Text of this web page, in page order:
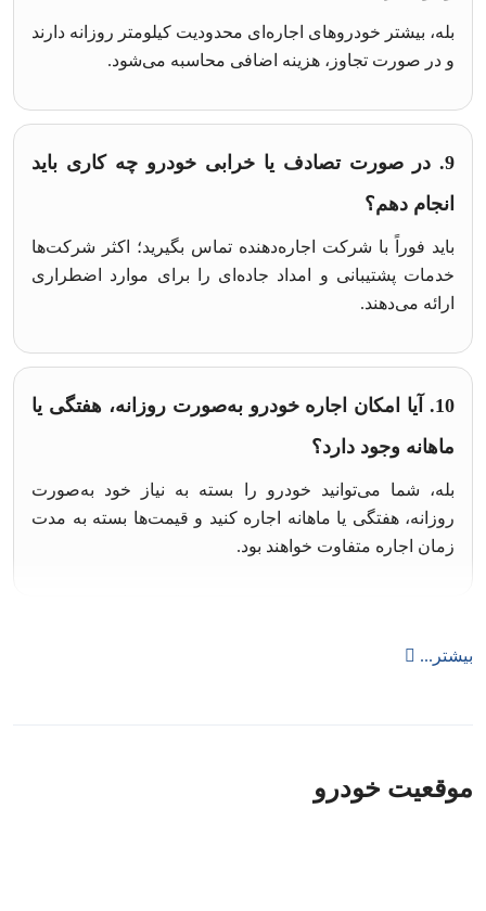
بله، بیشتر خودروهای اجاره‌ای محدودیت کیلومتر روزانه دارند
و در صورت تجاوز، هزینه اضافی محاسبه می‌شود.
9. در صورت تصادف یا خرابی خودرو چه کاری باید
انجام دهم؟
باید فوراً با شرکت اجاره‌دهنده تماس بگیرید؛ اکثر شرکت‌ها
خدمات پشتیبانی و امداد جاده‌ای را برای موارد اضطراری
ارائه می‌دهند.
10. آیا امکان اجاره خودرو به‌صورت روزانه، هفتگی یا
ماهانه وجود دارد؟
بله، شما می‌توانید خودرو را بسته به نیاز خود به‌صورت
روزانه، هفتگی یا ماهانه اجاره کنید و قیمت‌ها بسته به مدت
زمان اجاره متفاوت خواهند بود.
بیشتر...
موقعیت خودرو